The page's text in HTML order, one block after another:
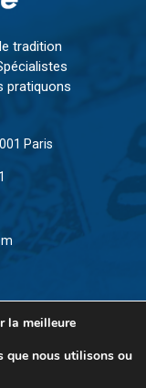
tradition
pratiquons
Paris
la meilleure
que nous utilisons ou